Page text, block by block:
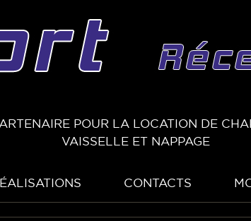
POUR LA LOCATION DE
VAISSELLE ET NAPPAGE
CONTACTS